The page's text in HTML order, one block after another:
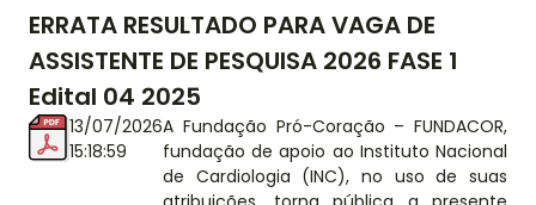
ERRATA RESULTADO PARA VAGA DE
ASSISTENTE DE PESQUISA 2026 FASE 1
Edital 04 2025
13/07/2026
15:18:59
A Fundação Pró-Coração – FUNDACOR,
fundação de apoio ao Instituto Nacional
de Cardiologia (INC), no uso de suas